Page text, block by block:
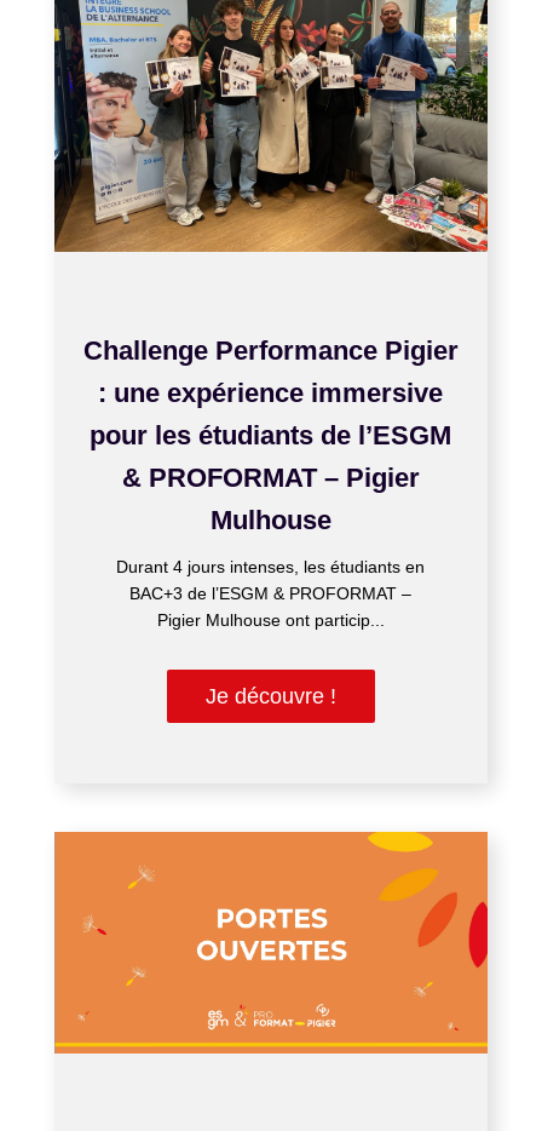
Challenge Performance Pigier
: une expérience immersive
pour les étudiants de l’ESGM
& PROFORMAT – Pigier
Mulhouse
Durant 4 jours intenses, les étudiants en
BAC+3 de l’ESGM & PROFORMAT –
Pigier Mulhouse ont particip...
Je découvre !